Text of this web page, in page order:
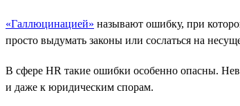
«Галлюцинацией» называют ошибку, при
просто выдумать законы или сослаться на
В сфере HR такие ошибки особенно опасны.
и даже к юридическим спорам.